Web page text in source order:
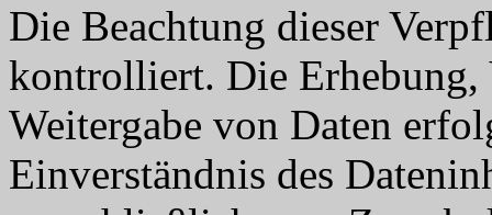
Die Beachtung dieser
kontrolliert. Die Erhebung,
Weitergabe von Daten
Einverständnis des